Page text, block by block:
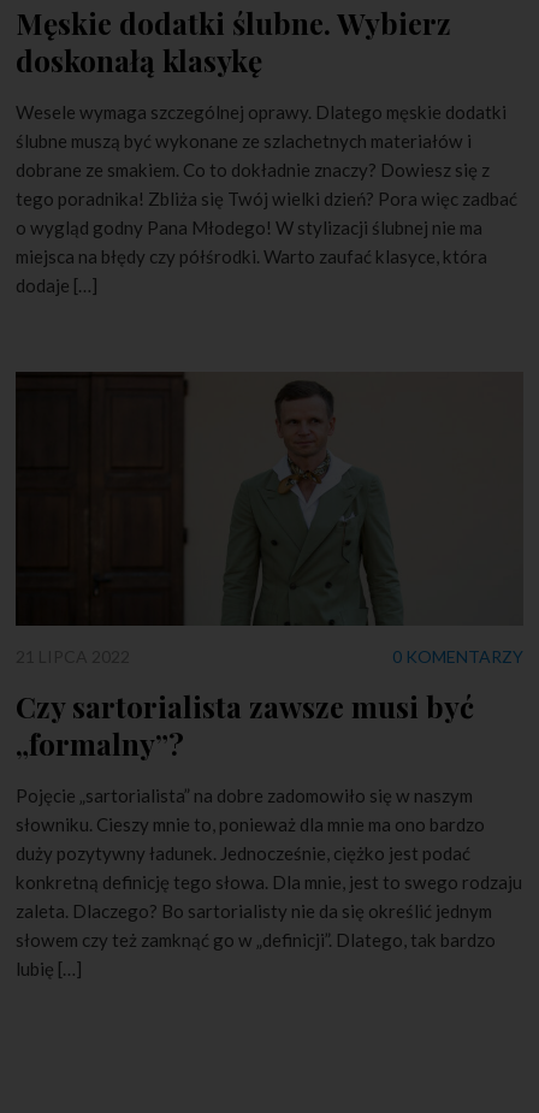
Męskie dodatki ślubne. Wybierz
doskonałą klasykę
Wesele wymaga szczególnej oprawy. Dlatego męskie dodatki
ślubne muszą być wykonane ze szlachetnych materiałów i
dobrane ze smakiem. Co to dokładnie znaczy? Dowiesz się z
tego poradnika! Zbliża się Twój wielki dzień? Pora więc zadbać
o wygląd godny Pana Młodego! W stylizacji ślubnej nie ma
miejsca na błędy czy półśrodki. Warto zaufać klasyce, która
dodaje […]
0 KOMENTARZY
Czy sartorialista zawsze musi być
„formalny”?
Pojęcie „sartorialista” na dobre zadomowiło się w naszym
słowniku. Cieszy mnie to, ponieważ dla mnie ma ono bardzo
duży pozytywny ładunek. Jednocześnie, ciężko jest podać
konkretną definicję tego słowa. Dla mnie, jest to swego rodzaju
zaleta. Dlaczego? Bo sartorialisty nie da się określić jednym
słowem czy też zamknąć go w „definicji”. Dlatego, tak bardzo
lubię […]